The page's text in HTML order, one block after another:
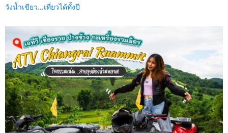
วังน้ำเขียว…เที่ยวได้ทั้งปี